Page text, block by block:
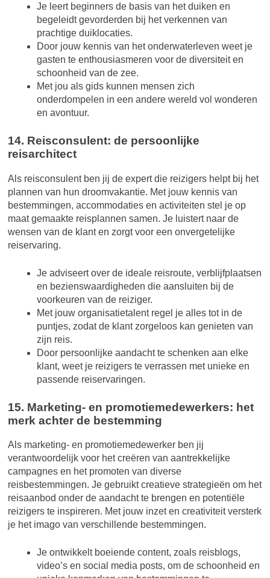
Je leert beginners de basis van het duiken en
begeleidt gevorderden bij het verkennen van
prachtige duiklocaties.
Door jouw kennis van het onderwaterleven weet je
gasten te enthousiasmeren voor de diversiteit en
schoonheid van de zee.
Met jou als gids kunnen mensen zich
onderdompelen in een andere wereld vol wonderen
en avontuur.
14. Reisconsulent: de persoonlijke
reisarchitect
Als reisconsulent ben jij de expert die reizigers helpt bij het
plannen van hun droomvakantie. Met jouw kennis van
bestemmingen, accommodaties en activiteiten stel je op
maat gemaakte reisplannen samen. Je luistert naar de
wensen van de klant en zorgt voor een onvergetelijke
reiservaring.
Je adviseert over de ideale reisroute, verblijfplaatsen
en bezienswaardigheden die aansluiten bij de
voorkeuren van de reiziger.
Met jouw organisatietalent regel je alles tot in de
puntjes, zodat de klant zorgeloos kan genieten van
zijn reis.
Door persoonlijke aandacht te schenken aan elke
klant, weet je reizigers te verrassen met unieke en
passende reiservaringen.
15. Marketing- en promotiemedewerkers: het
merk achter de bestemming
Als marketing- en promotiemedewerker ben jij
verantwoordelijk voor het creëren van aantrekkelijke
campagnes en het promoten van diverse
reisbestemmingen. Je gebruikt creatieve strategieën om het
reisaanbod onder de aandacht te brengen en potentiële
reizigers te inspireren. Met jouw inzet en creativiteit versterk
je het imago van verschillende bestemmingen.
Je ontwikkelt boeiende content, zoals reisblogs,
video’s en social media posts, om de schoonheid en